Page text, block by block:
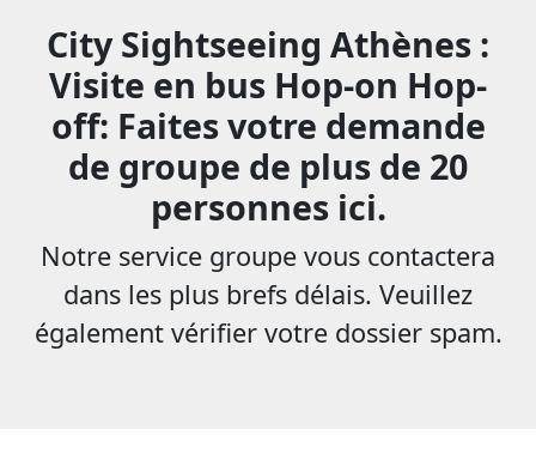
City Sightseeing Athènes :
Visite en bus Hop-on Hop-
off: Faites votre demande
de groupe de plus de 20
personnes ici.
Notre service groupe vous contactera
dans les plus brefs délais. Veuillez
également vérifier votre dossier spam.